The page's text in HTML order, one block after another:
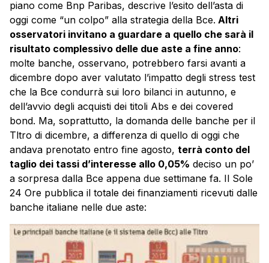
piano come Bnp Paribas, descrive l’esito dell’asta di
oggi come “un colpo” alla strategia della Bce. Altri
osservatori invitano a guardare a quello che sarà il
risultato complessivo delle due aste a fine anno:
molte banche, osservano, potrebbero farsi avanti a
dicembre dopo aver valutato l’impatto degli stress test
che la Bce condurrà sui loro bilanci in autunno, e
dell’avvio degli acquisti dei titoli Abs e dei covered
bond. Ma, soprattutto, la domanda delle banche per il
Tltro di dicembre, a differenza di quello di oggi che
andava prenotato entro fine agosto, terrà conto del
taglio dei tassi d’interesse allo 0,05% deciso un po’
a sorpresa dalla Bce appena due settimane fa. Il Sole
24 Ore pubblica il totale dei finanziamenti ricevuti dalle
banche italiane nelle due aste: